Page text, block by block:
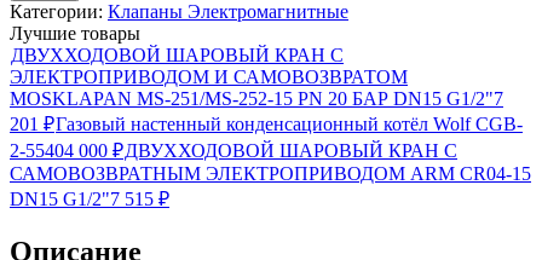
Категории: Клапаны Электромагнитные
Лучшие товары
ДВУХХОДОВОЙ ШАРОВЫЙ КРАН С
ЭЛЕКТРОПРИВОДОМ И САМОВОЗВРАТОМ
MOSKLAPAN MS-251/MS-252-15 PN 20 БАР DN15 G1/2"7
201 ₽Газовый настенный конденсационный котёл Wolf CGB-
2-55404 000 ₽ДВУХХОДОВОЙ ШАРОВЫЙ КРАН С
САМОВОЗВРАТНЫМ ЭЛЕКТРОПРИВОДОМ ARM CR04-15
DN15 G1/2"7 515 ₽
Описание